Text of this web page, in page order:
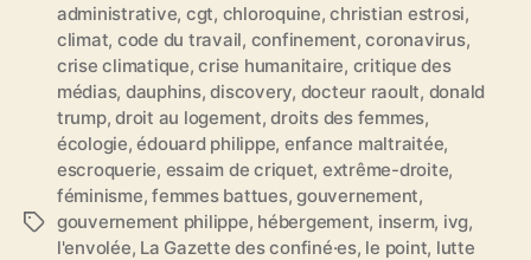
É
administrative, cgt, chloroquine,christian estrosi,
climat, code du travail, confinement,coronavirus,
crise climatique,crise humanitaire, critique des
médias, dauphins,discovery, docteur raoult, donald
trump,droit au logement,droits des femmes,
écologie,édouard philippe, enfance maltraitée,
escroquerie, essaim de criquet, extrême-droite,
féminisme,femmes battues,gouvernement,
gouvernement philippe, hébergement, inserm, ivg,
l'envolée, La Gazette des confiné·es, le point, lutte